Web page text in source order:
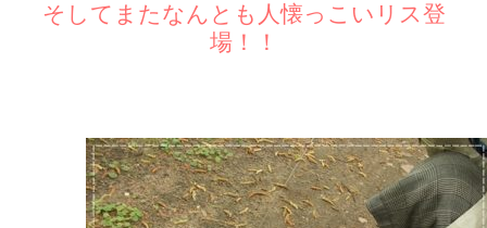
そしてまたなんとも人懐っこいリス登
場！！